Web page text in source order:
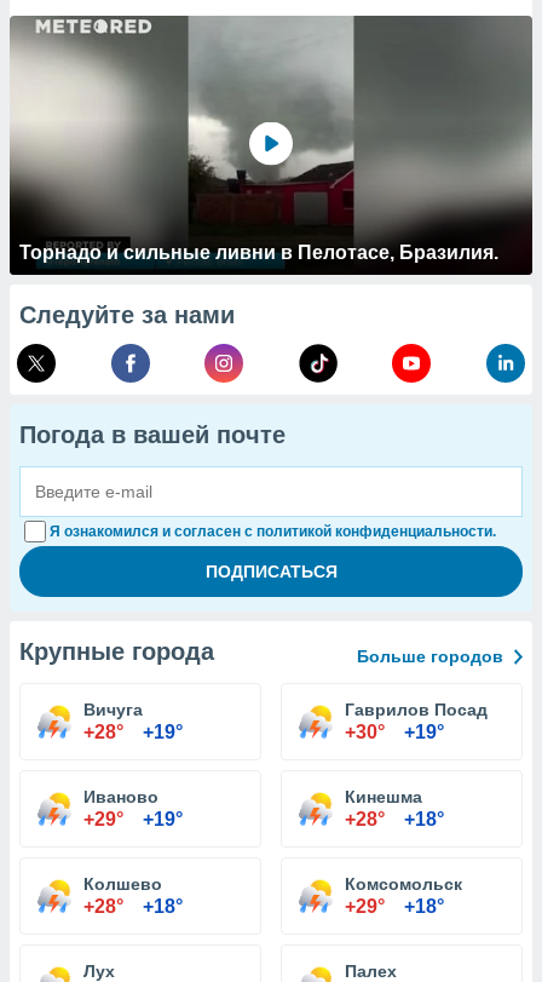
Торнадо и сильные ливни в Пелотасе, Бразилия.
Следуйте за нами
Погода в вашей почте
Я ознакомился и согласен с политикой конфиденциальности.
Крупные города Больше городов
Вичуга
+28° +19°
Гаврилов Посад
+30° +19°
Иваново
+29° +19°
Кинешма
+28° +18°
Колшево
+28° +18°
Комсомольск
+29° +18°
Лух Палех